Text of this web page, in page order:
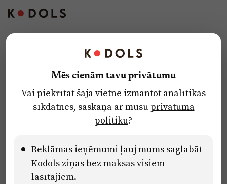
Privātuma politika
Ētikas kodekss
Pārredzamības paziņojumi
Mēs cienām tavu privātumu
Vai piekrītat šajā vietnē izmantot analītikas
sīkdatnes, saskaņā ar mūsuprivātuma
politiku?
Reklāmas ieņēmumi ļauj mums saglabāt
Kodols ziņas bez maksas visiem
lasītājiem.